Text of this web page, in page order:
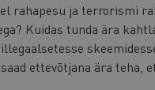
rahapesu ja terrorismi
Kuidas tunda ära
ettevõtjana ära teha,